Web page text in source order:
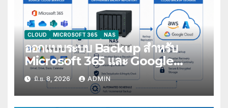
CLOUD MICROSOFT 365 NAS
ออกแบบระบบ Backup สำหรับ
Microsoft 365 และ Google
Workspace
มิ.ย. 8, 2026 ADMIN